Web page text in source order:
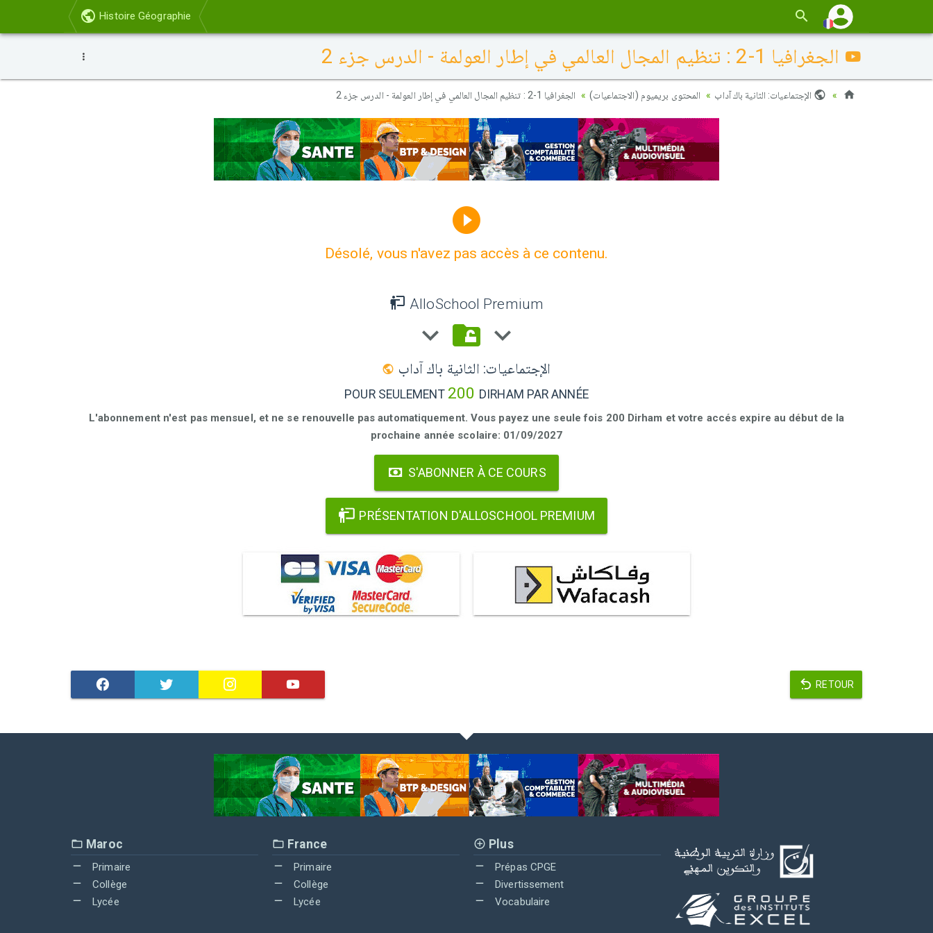
Histoire Géographie
الجغرافيا 1-2 : تنظيم المجال العالمي في إطار العولمة - الدرس جزء 2
الإجتماعيات: الثانية باك آداب المحتوى بريميوم (الاجتماعيات) الجغرافيا 1-2 : تنظيم المجال العالمي في إطار العولمة - الدرس جزء 2
Désolé, vous n'avez pas accès à ce contenu.
AlloSchool Premium
الإجتماعيات: الثانية باك آداب
POUR SEULEMENT 200 DIRHAM PAR ANNÉE
L'abonnement n'est pas mensuel, et ne se renouvelle pas automatiquement. Vous payez une seule fois 200 Dirham et votre accés expire au début de la
prochaine année scolaire: 01/09/2027
S'ABONNER À CE COURS
PRÉSENTATION D'ALLOSCHOOL PREMIUM
RETOUR
Maroc
Primaire
Collège
Lycée
France
Primaire
Collège
Lycée
Plus
Prépas CPGE
Divertissement
Vocabulaire